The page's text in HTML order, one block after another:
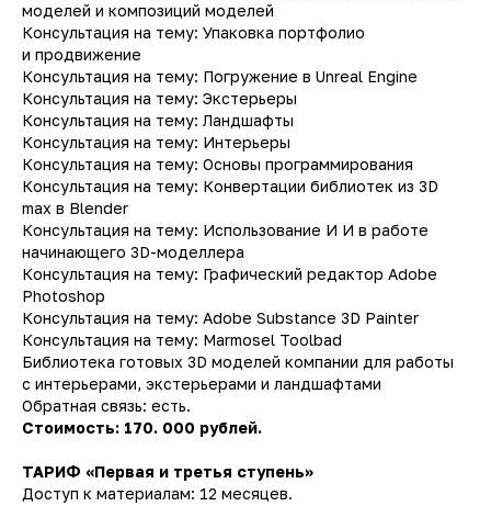
моделей и композиций моделей
Консультация на тему: Упаковка портфолио
и продвижение
Консультация на тему: Погружение в Unreal Engine
Консультация на тему: Экстерьеры
Консультация на тему: Ландшафты
Консультация на тему: Интерьеры
Консультация на тему: Основы программирования
Консультация на тему: Конвертации библиотек из 3D
max в Blender
Консультация на тему: Использование И И в работе
начинающего 3D-моделлера
Консультация на тему: Графический редактор Adobe
Photoshop
Консультация на тему: Adobe Substance 3D Painter
Консультация на тему: Marmosel Toolbad
Библиотека готовых 3D моделей компании для работы
с интерьерами, экстерьерами и ландшафтами
Обратная связь: есть.
Стоимость: 170. 000 рублей.
ТАРИФ «Первая и третья ступень»
Доступ к материалам: 12 месяцев.